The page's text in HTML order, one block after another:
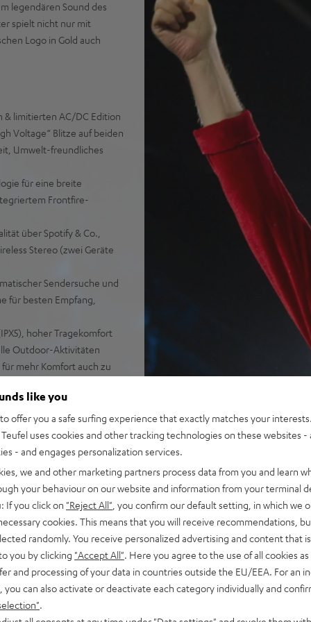
legendären Sound des
spielt nicht nur mit
Logo in Gold auch
& limitierten AC/DC Edition
Voltage“ Blitze auf beiden
Umwelt-freundliches
für eine breite
Frontfire-
über Spotify & Co.,
Stereo (zwei Geräte
Sendersuche und
für besten Empfang,
hoher Tragekomfort
Outdoor-Aktivitäten
mehr Komfort auch zu
zu 18 Stunden bei
34 Bewertungen)
like you
offer you a safe surfing experience that exactly matches your
uses cookies and other tracking technologies on these websites -
- and engages personalization services.
we and other marketing partners process data from you and learn
your behaviour on our website and information from your terminal
If you click on "Reject All" , you confirm our default setting, in which we
cookies. This means that you will receive recommendations,
randomly. You receive personalized advertising and content that
you by clicking "Accept All" . Here you agree to the use of all cookies
and processing of your data in countries outside the EU/EEA. For an
you can also activate or deactivate each category individually and